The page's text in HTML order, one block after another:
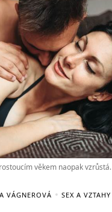
věkem naopak vzrůstá.
VÁGNEROVÁ SEX A VZTAHY